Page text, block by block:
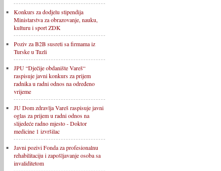
Konkurs za dodjelu stipendija
Ministarstva za obrazovanje, nauku,
kulturu i sport ZDK
Poziv za B2B susreti sa firmama iz
Turske u Tuzli
JPU “Dječije obdanište Vareš“
raspisuje javni konkurs za prijem
radnika u radni odnos na određeno
vrijeme
JU Dom zdravlja Vareš raspisuje javni
oglas za prijem u radni odnos na
slijedeće radno mjesto - Doktor
medicine 1 izvršilac
Javni pozivi Fonda za profesionalnu
rehabilitaciju i zapošljavanje osoba sa
invaliditetom